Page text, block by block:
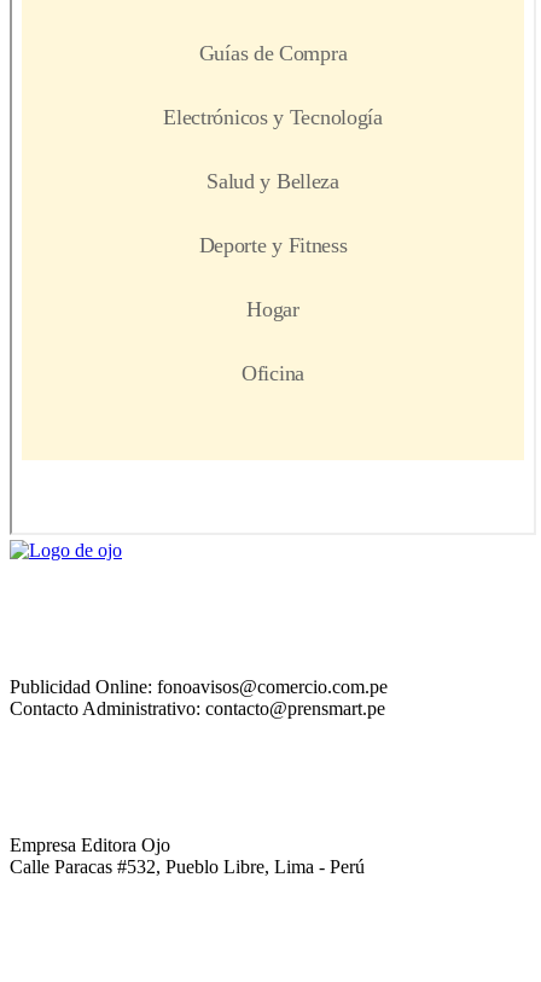
Publicidad Online: fonoavisos@comercio.com.pe
Contacto Administrativo: contacto@prensmart.pe
Empresa Editora Ojo
Calle Paracas #532, Pueblo Libre, Lima - Perú